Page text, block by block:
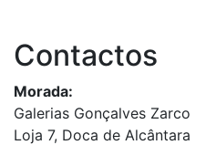
Contactos
Morada:
Galerias Gonçalves Zarco
Loja 7, Doca de Alcântara